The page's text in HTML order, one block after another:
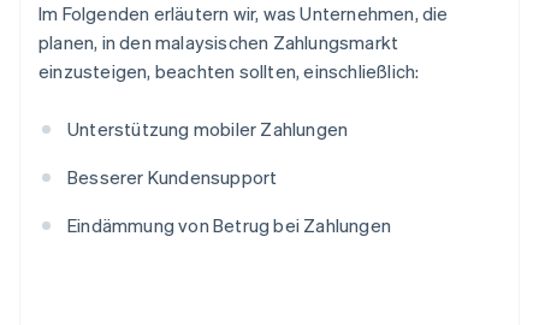
Im Folgenden erläutern wir, was Unternehmen, die
planen, in den malaysischen Zahlungsmarkt
einzusteigen, beachten sollten, einschließlich:
Unterstützung mobiler Zahlungen
Besserer Kundensupport
Eindämmung von Betrug bei Zahlungen